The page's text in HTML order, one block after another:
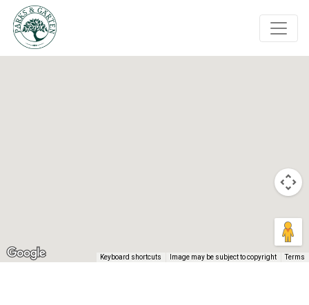
Keyboard shortcuts Image may be subject to copyright Terms